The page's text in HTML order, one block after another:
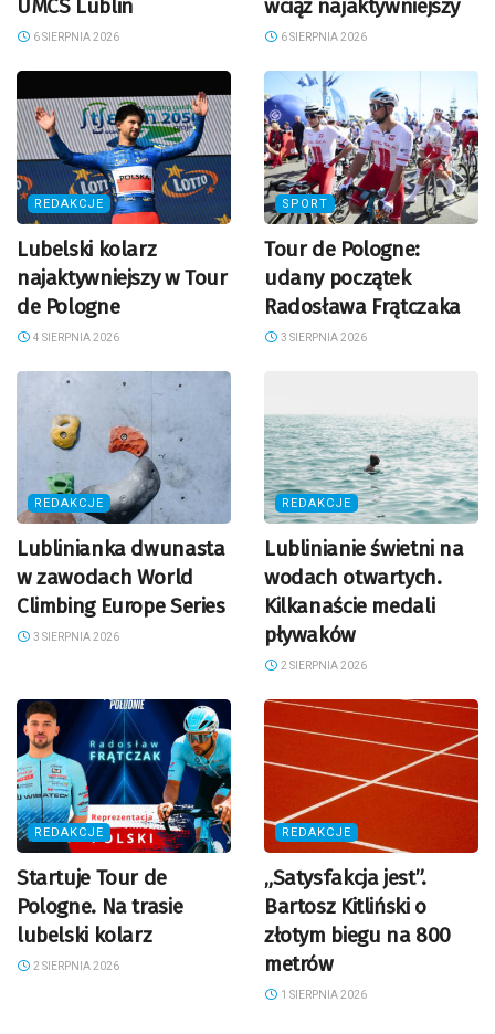
UMCS Lublin
6 SIERPNIA 2026
wciąż najaktywniejszy
6 SIERPNIA 2026
REDAKCJE
Lubelski kolarz
najaktywniejszy w Tour
de Pologne
4 SIERPNIA 2026
SPORT
Tour de Pologne:
udany początek
Radosława Frątczaka
3 SIERPNIA 2026
REDAKCJE
Lublinianka dwunasta
w zawodach World
Climbing Europe Series
3 SIERPNIA 2026
REDAKCJE
Lublinianie świetni na
wodach otwartych.
Kilkanaście medali
pływaków
2 SIERPNIA 2026
REDAKCJE
Startuje Tour de
Pologne. Na trasie
lubelski kolarz
2 SIERPNIA 2026
REDAKCJE
„Satysfakcja jest”.
Bartosz Kitliński o
złotym biegu na 800
metrów
1 SIERPNIA 2026